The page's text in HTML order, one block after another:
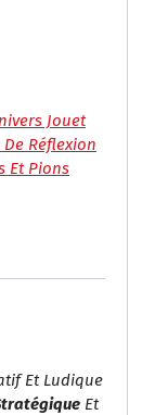
Jouet
De Réflexion
Et Pions
Et Ludique
Et